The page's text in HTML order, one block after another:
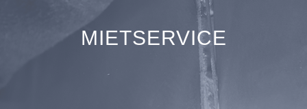
MIETSERVICE